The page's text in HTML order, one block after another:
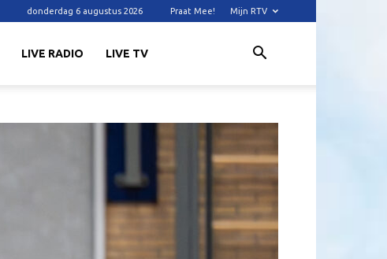
donderdag 6 augustus 2026 Praat Mee! Mijn RTV
LIVE RADIO LIVE TV